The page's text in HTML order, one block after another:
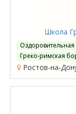
Школа
Оздоровительная
Греко-римская
Ростов-на-